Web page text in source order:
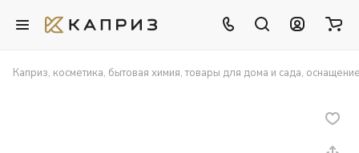
Каприз, косметика, бытовая химия, товары для дома и сада,